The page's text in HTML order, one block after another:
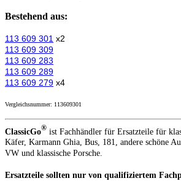
Bestehend aus:
113 609 301 x2
113 609 309
113 609 283
113 609 289
113 609 279 x4
Vergleichsnummer: 113609301
ClassicGo® ist Fachhändler für Ersatzteile für
Käfer, Karmann Ghia, Bus, 181, andere schöne
VW und klassische Porsche.
Ersatzteile sollten nur von qualifiziertem